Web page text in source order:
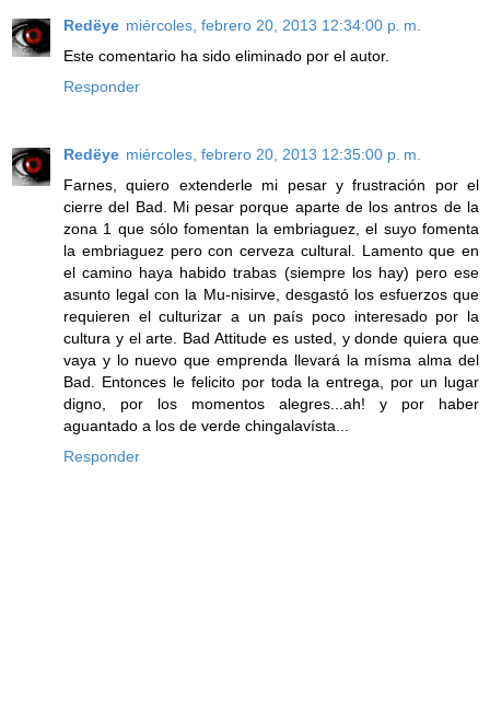
Redëye miércoles, febrero 20, 2013 12:34:00 p. m.
Este comentario ha sido eliminado por el autor.
Responder
Redëye miércoles, febrero 20, 2013 12:35:00 p. m.
Farnes, quiero extenderle mi pesar y frustración por el
cierre del Bad. Mi pesar porque aparte de los antros de la
zona 1 que sólo fomentan la embriaguez, el suyo fomenta
la embriaguez pero con cerveza cultural. Lamento que en
el camino haya habido trabas (siempre los hay) pero ese
asunto legal con la Mu-nisirve, desgastó los esfuerzos que
requieren el culturizar a un país poco interesado por la
cultura y el arte. Bad Attitude es usted, y donde quiera que
vaya y lo nuevo que emprenda llevará la mísma alma del
Bad. Entonces le felicito por toda la entrega, por un lugar
digno, por los momentos alegres...ah! y por haber
aguantado a los de verde chingalavísta...
Responder